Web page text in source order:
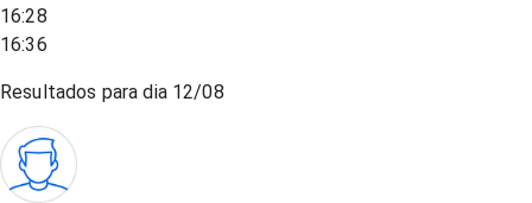
16:28
16:36
Resultados para dia 12/08